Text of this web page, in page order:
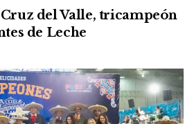
del Valle, tricampeón
de Leche